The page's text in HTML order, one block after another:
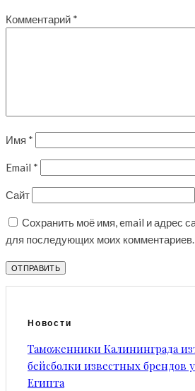
Комментарий *
Имя *
Email *
Сайт
Сохранить моё имя, email и адрес
для последующих моих комментариев.
Новости
Таможенники Калининграда
бейсболки известных брендов
Египта